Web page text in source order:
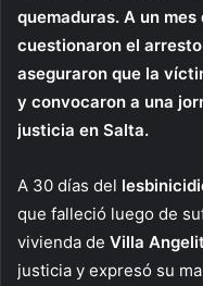
quemaduras. A un
cuestionaron el
aseguraron que la
y convocaron a una
justicia en Salta.
A 30 días del
que falleció luego de
vivienda de Villa
justicia y expresó su